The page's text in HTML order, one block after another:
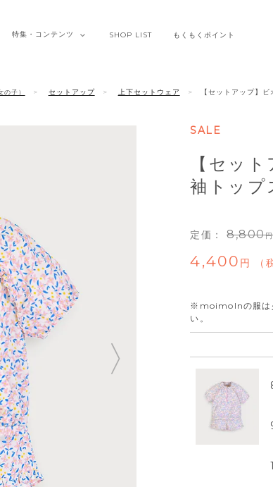
特集・ コンテンツ SHOP LIST もくもくポイント
の子） セットアップ 上下セットウェア 【セットアップ】
SALE
【セッ
袖トップ
定価： 8,800
4,400
※moimolnの服は
い。